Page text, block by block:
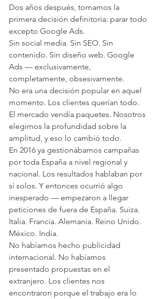
Dos años después, tomamos la
primera decisión definitoria: parar todo
excepto Google Ads.
Sin social media. Sin SEO. Sin
contenido. Sin diseño web. Google
Ads — exclusivamente,
completamente, obsesivamente.
No era una decisión popular en aquel
momento. Los clientes querían todo.
El mercado vendía paquetes. Nosotros
elegimos la profundidad sobre la
amplitud, y eso lo cambió todo.
En 2016 ya gestionábamos campañas
por toda España a nivel regional y
nacional. Los resultados hablaban por
sí solos. Y entonces ocurrió algo
inesperado — empezaron a llegar
peticiones de fuera de España. Suiza.
Italia. Francia. Alemania. Reino Unido.
México. India.
No habíamos hecho publicidad
internacional. No habíamos
presentado propuestas en el
extranjero. Los clientes nos
encontraron porque el trabajo era lo